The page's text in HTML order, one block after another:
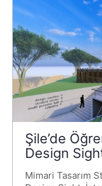
Şile’de
Design
Mimari Tasarım